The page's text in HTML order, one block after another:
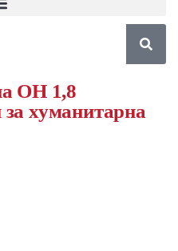
ОН 1,8
хуманитарна